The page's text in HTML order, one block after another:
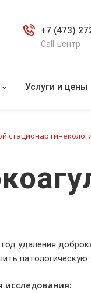
+7 (473)
Call-центр
Услуги и цены
стационар
удаления
исследования: